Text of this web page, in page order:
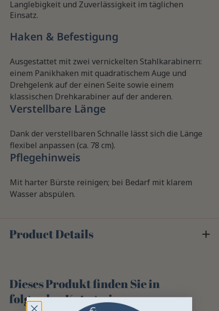
Langlebigkeit und Zuverlässigkeit im täglichen
Einsatz.
Haken & Befestigung
Ausgestattet mit zwei vernickelten Stahlkarabinern:
einem Panikhaken mit quadratischem Auge und
Drehgelenk auf der einen Seite sowie einem
klassischen Drehkarabiner auf der anderen.
Verstellbare Länge
Dank der verstellbaren Schnalle lässt sich die Länge
flexibel anpassen (ca. 78 cm).
Pflegehinweis
Mit harter Bürste reinigen; bei Bedarf mit klarem
Wasser abspülen.
Product Details
Dieses Produkt finden Sie in
folgenden Kategorien